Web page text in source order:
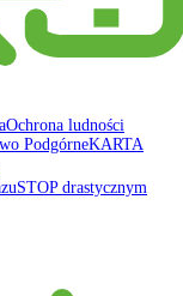
Ochrona ludności
KARTA
STOP drastycznym